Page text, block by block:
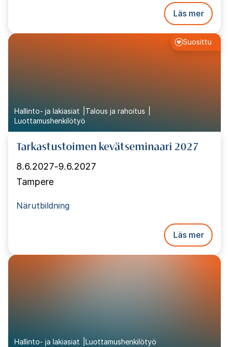
Läs mer
Suosittu
Hallinto- ja lakiasiat
Talous ja rahoitus
Luottamushenkilötyö
Tarkastustoimen kevätseminaari 2027
8.6.2027-9.6.2027
Tampere
Närutbildning
Läs mer
Hallinto- ja lakiasiat Luottamushenkilötyö